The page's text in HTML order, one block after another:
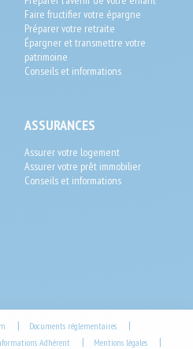
pour votre
la part de nos conseillers
à trouver la protection
Faire fructifier votre épargne
Préparer votre retraite
Épargner et transmettre votre
patrimoine
Conseils et informations
ASSURANCES
Assurer votre logement
Assurer votre prêt immobilier
Conseils et informations
| Documents réglementaires |
Adhérent | Mentions légales |